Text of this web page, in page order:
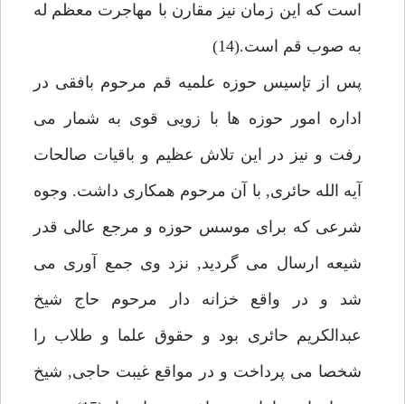
است كه اين زمان نيز مقارن با مهاجرت معظم له
به صوب قم است.(14)
پس از تإسيس حوزه علميه قم مرحوم بافقى در
اداره امور حوزه ها با زويى قوى به شمار مى
رفت و نيز در اين تلاش عظيم و باقيات صالحات
آيه الله حائرى, با آن مرحوم همكارى داشت. وجوه
شرعى كه براى موسس حوزه و مرجع عالى قدر
شيعه ارسال مى گرديد, نزد وى جمع آورى مى
شد و در واقع خزانه دار مرحوم حاج شيخ
عبدالكريم حائرى بود و حقوق علما و طلاب را
شخصا مى پرداخت و در مواقع غيبت حاجى, شيخ